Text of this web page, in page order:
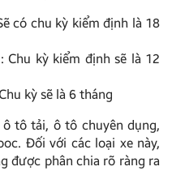
có chu kỳ kiểm định là 18
: Chu kỳ kiểm định sẽ là 12
kỳ sẽ là 6 tháng
tô tải, ô tô chuyên dụng,
Đối với các loại xe này,
được phân chia rõ ràng ra